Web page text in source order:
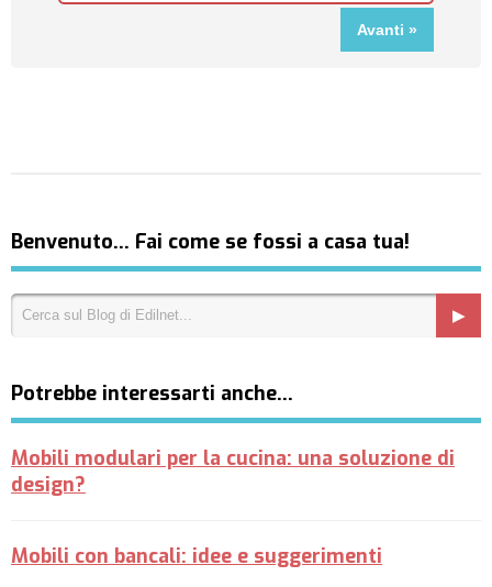
Benvenuto… Fai come se fossi a casa tua!
Potrebbe interessarti anche…
Mobili modulari per la cucina: una soluzione di
design?
Mobili con bancali: idee e suggerimenti